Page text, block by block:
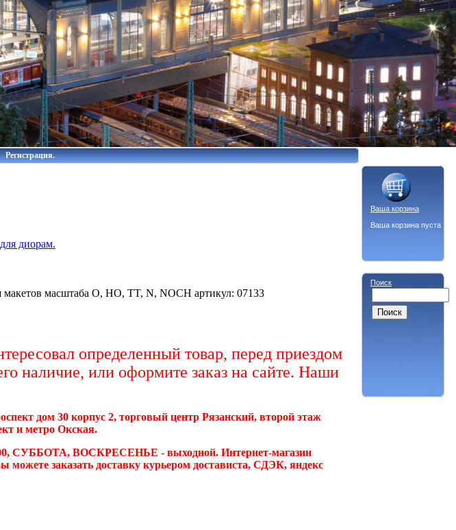
Регистрация.
диорам.
масштаба O, HO, TT, N, NOCH артикул: 07133
определенный товар, перед приездом
наличие, или оформите заказ на сайте. Наши
дом 30 корпус 2, торговый центр Рязанский, второй этаж
и метро Окская.
СУББОТА, ВОСКРЕСЕНЬЕ - выходной. Интернет-магазин
можете заказать доставку курьером достависта, СДЭК, яндекс
Ваша корзина
Ваша корзина пуста
Поиск